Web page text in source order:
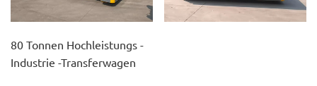
80 Tonnen Hochleistungs -
Industrie -Transferwagen